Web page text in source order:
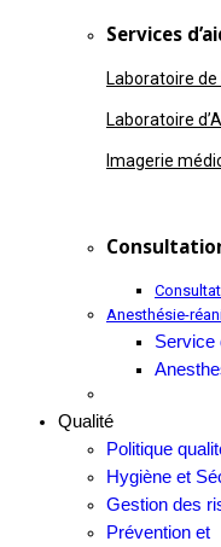
Services
Laboratoire
Laboratoire
Imagerie
Anesthésie-
Service
Qualité
Politique
Hygiène et
Gestion des
Prévention et